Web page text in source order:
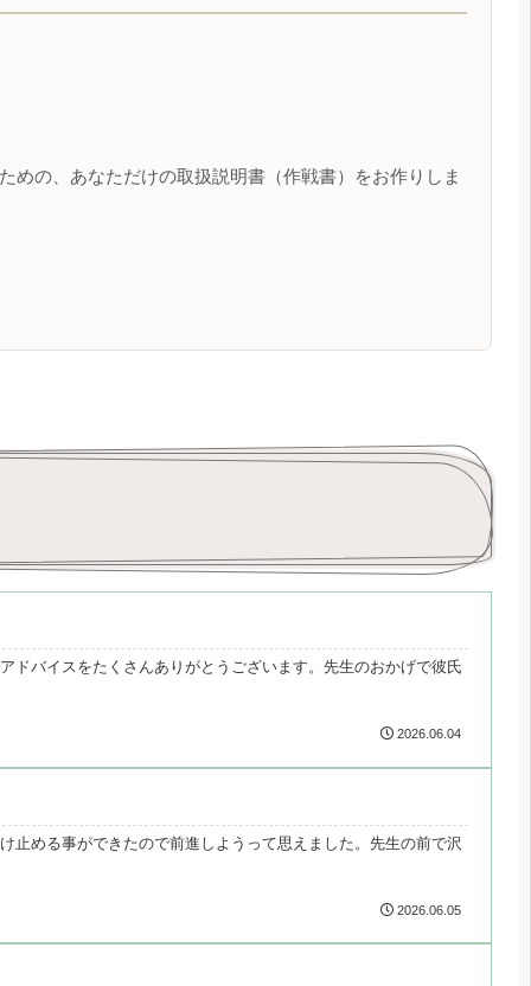
めの、あなただけの取扱説明書（作戦書）をお作りしま
ドバイスをたくさんありがとうございます。先生のおかげで彼氏
2026.06.04
止める事ができたので前進しようって思えました。先生の前で沢
2026.06.05